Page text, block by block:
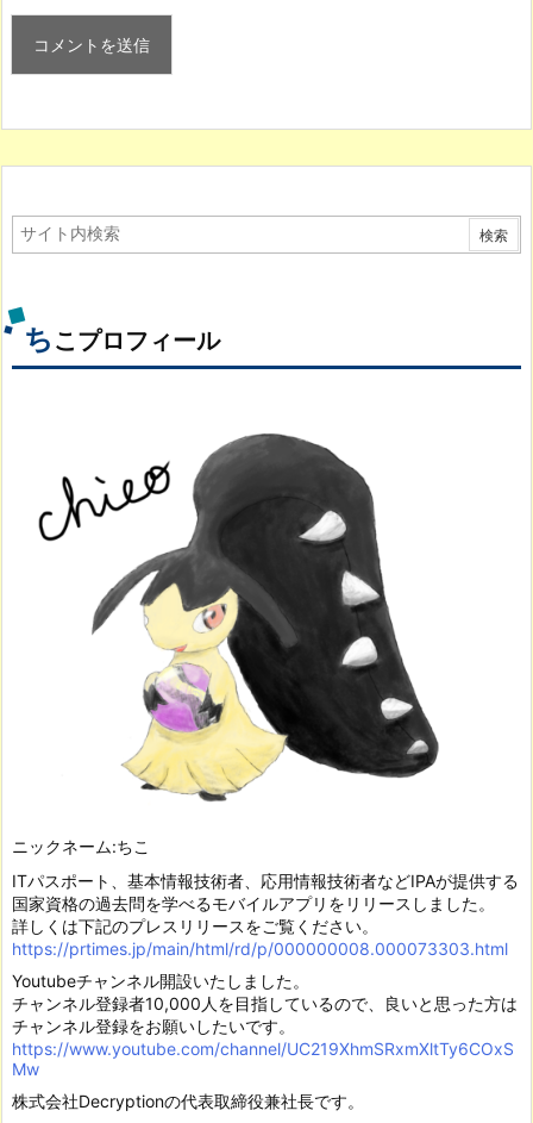
ち こプロフィール
ニックネーム:ちこ
ITパスポート、基本情報技術者、応用情報技術者などIPAが提供する
国家資格の過去問を学べるモバイルアプリをリリースしました。
詳しくは下記のプレスリリースをご覧ください。
https://prtimes.jp/main/html/rd/p/000000008.000073303.html
Youtubeチャンネル開設いたしました。
チャンネル登録者10,000人を目指しているので、良いと思った方は
チャンネル登録をお願いしたいです。
https://www.youtube.com/channel/UC219XhmSRxmXltTy6COxS
Mw
株式会社Decryptionの代表取締役兼社長です。